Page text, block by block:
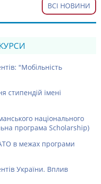
ВСІ НОВИНИ
"Мобільність
стипендій імені
національного
програма Scholarship)
в межах програми
України. Вплив